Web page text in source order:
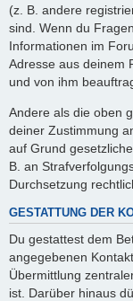
(z. B. andere
sind. Wenn du
Informationen im
Adresse aus deinem
und von ihm
Andere als die oben
deiner Zustimmung
auf Grund
B. an
Durchsetzung
GESTATTUNG DER
Du gestattest dem
angegebenen
Übermittlung
ist. Darüber hinaus